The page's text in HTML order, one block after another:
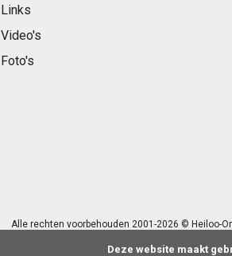
Links
Video's
Foto's
Alle rechten voorbehouden 2001-2026 © Heiloo-
Deze website maakt